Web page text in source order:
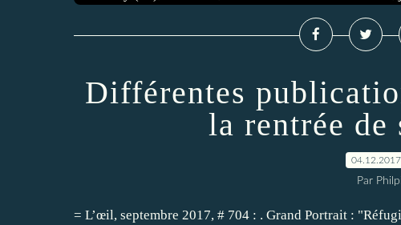
Différentes
la rentrée de
04.12.2017
Par
= L’œil, septembre 2017, # 704 : . Grand Portrait :